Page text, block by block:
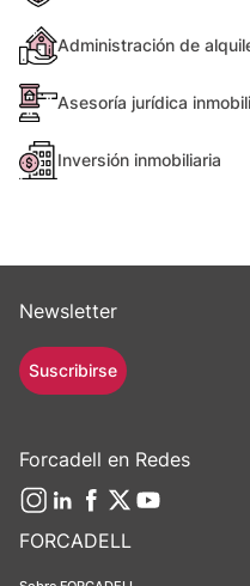
Administración de
Asesoría jurídica
Inversión inmobiliaria
FORCADELL
Newsletter
Suscribirse
Forcadell en Redes